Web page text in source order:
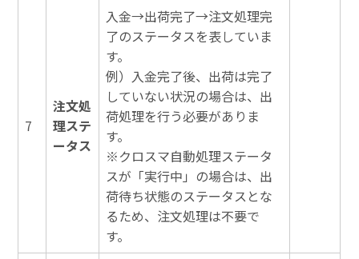
7
注文処
理ステ
ータス
入金→出荷完了→注文処理完
了のステータスを表していま
す。
例）入金完了後、出荷は完了
していない状況の場合は、出
荷処理を行う必要がありま
す。
※クロスマ自動処理ステータ
スが「実行中」の場合は、出
荷待ち状態のステータスとな
るため、注文処理は不要で
す。